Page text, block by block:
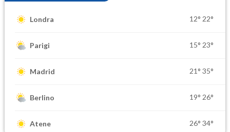
Londra 12° 22°
Parigi 15° 23°
Madrid 21° 35°
Berlino 19° 26°
Atene 26° 34°